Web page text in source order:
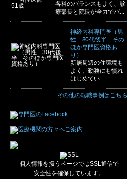
各科のバランスもよく、診
療部長と院長が全力でバ...
神経内科専門医（男
性 30代後半 その
ほか専門医資格あ
り）
新居周辺の住環境も
よく、勤務にも慣れ
はじめてい...
その他の転職事例はこちら
個人情報を扱うページではSSL通信で
安全性を確保しています。